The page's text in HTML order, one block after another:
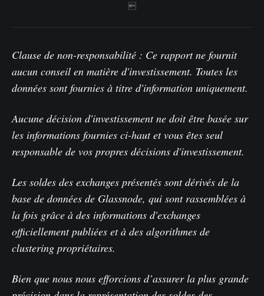

Clause de non-responsabilité : Ce rapport ne fournit
aucun conseil en matière d'investissement. Toutes les
données sont fournies à titre d'information uniquement.
Aucune décision d'investissement ne doit être basée sur
les informations fournies ci-haut et vous êtes seul
responsable de vos propres décisions d'investissement.
Les soldes des exchanges présentés sont dérivés de la
base de données de Glassnode, qui sont rassemblées à
la fois grâce à des informations d'exchanges
officiellement publiées et à des algorithmes de
clustering propriétaires.
Bien que nous nous efforcions d’assurer la plus grande